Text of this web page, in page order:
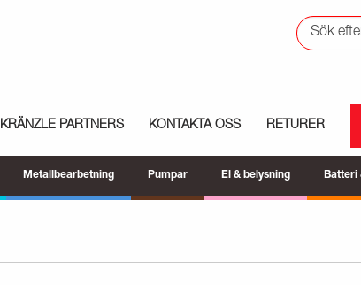
KRÄNZLE PARTNERS KONTAKTA OSS RETURER
Metallbearbetning Pumpar El & belysning Batteri